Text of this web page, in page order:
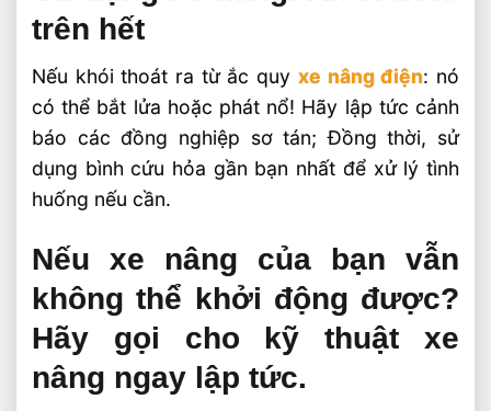
trên hết
Nếu khói thoát ra từ ắc quy xe nâng điện: nó
có thể bắt lửa hoặc phát nổ! Hãy lập tức cảnh
báo các đồng nghiệp sơ tán; Đồng thời, sử
dụng bình cứu hỏa gần bạn nhất để xử lý tình
huống nếu cần.
Nếu xe nâng của bạn vẫn
không thể khởi động được?
Hãy gọi cho kỹ thuật xe
nâng ngay lập tức.